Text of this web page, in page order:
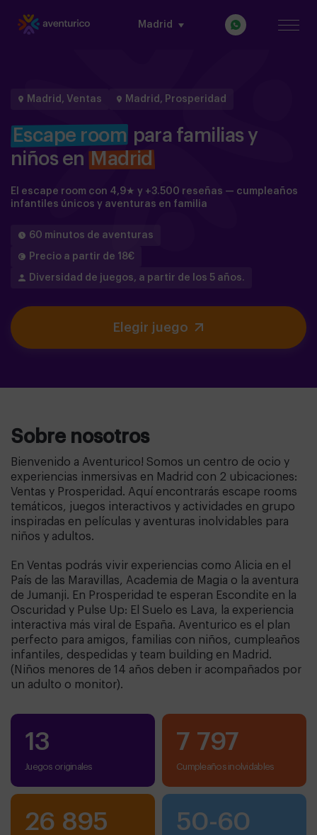
Madrid
Madrid, Ventas Madrid, Prosperidad
Escape room para familias y
niños en Madrid
El escape room con 4,9★ y +3.500 reseñas — cumpleaños
infantiles únicos y aventuras en familia
60 minutos de aventuras
Precio a partir de 18€
Diversidad de juegos, a partir de los 5 años.
Elegir juego
Sobre nosotros
Bienvenido a Aventurico! Somos un centro de ocio y
experiencias inmersivas en Madrid con 2 ubicaciones:
Ventas y Prosperidad. Aquí encontrarás escape rooms
temáticos, juegos interactivos y actividades en grupo
inspiradas en películas y aventuras inolvidables para
niños y adultos.
En Ventas podrás vivir experiencias como Alicia en el
País de las Maravillas, Academia de Magia o la aventura
de Jumanji. En Prosperidad te esperan Escondite en la
Oscuridad y Pulse Up: El Suelo es Lava, la experiencia
interactiva más viral de España. Aventurico es el plan
perfecto para amigos, familias con niños, cumpleaños
infantiles, despedidas y team building en Madrid.
(Niños menores de 14 años deben ir acompañados por
un adulto o monitor).
13
Juegos originales
7 797
cumpleaños inolvidables
26 895 50-60